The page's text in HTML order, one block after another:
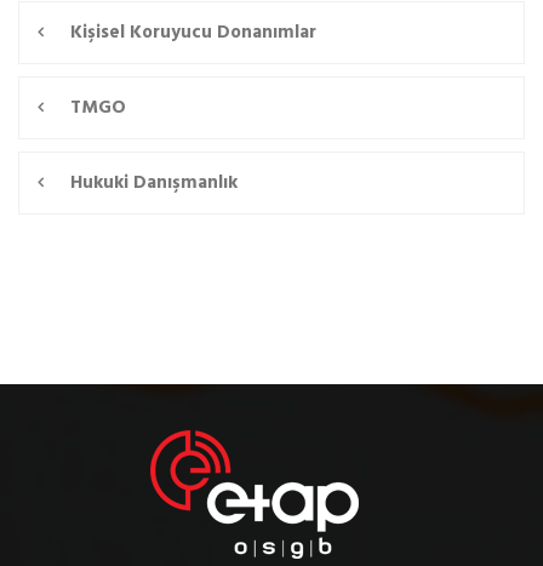
Kişisel Koruyucu Donanımlar
TMGO
Hukuki Danışmanlık